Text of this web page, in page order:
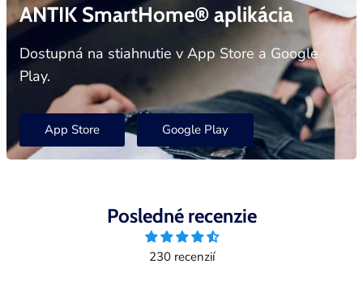
ANTIK SmartHome® aplikácia
Dostupná na stiahnutie v App Store a Google
Play.
App Store Google Play
Posledné recenzie
230 recenzií